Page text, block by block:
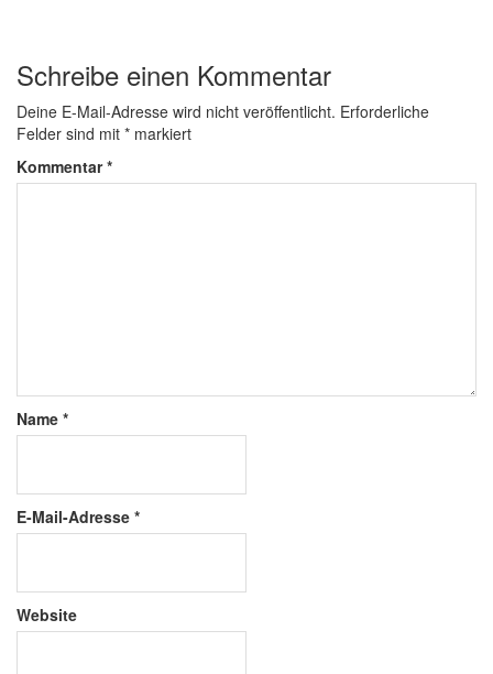
Schreibe einen Kommentar
Deine E-Mail-Adresse wird nicht veröffentlicht. Erforderliche
Felder sind mit * markiert
Kommentar*
Name *
E-Mail-Adresse *
Website